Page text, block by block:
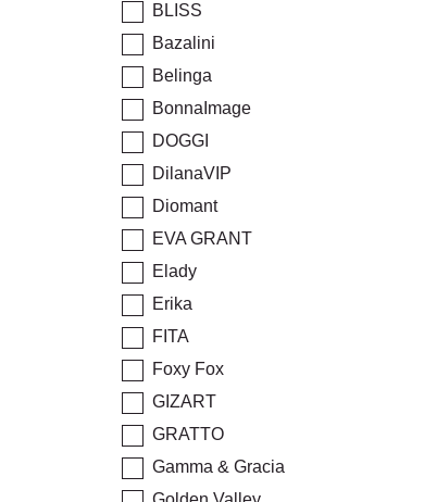
BLISS
Bazalini
Belinga
BonnaImage
DOGGI
DilanaVIP
Diomant
EVA GRANT
Elady
Erika
FITA
Foxy Fox
GIZART
GRATTO
Gamma & Gracia